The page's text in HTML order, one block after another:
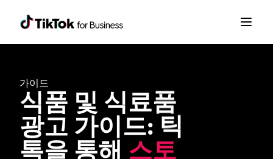
가이드
식품 및 식료품
광고 가이드: 틱
톡을 통해 스토